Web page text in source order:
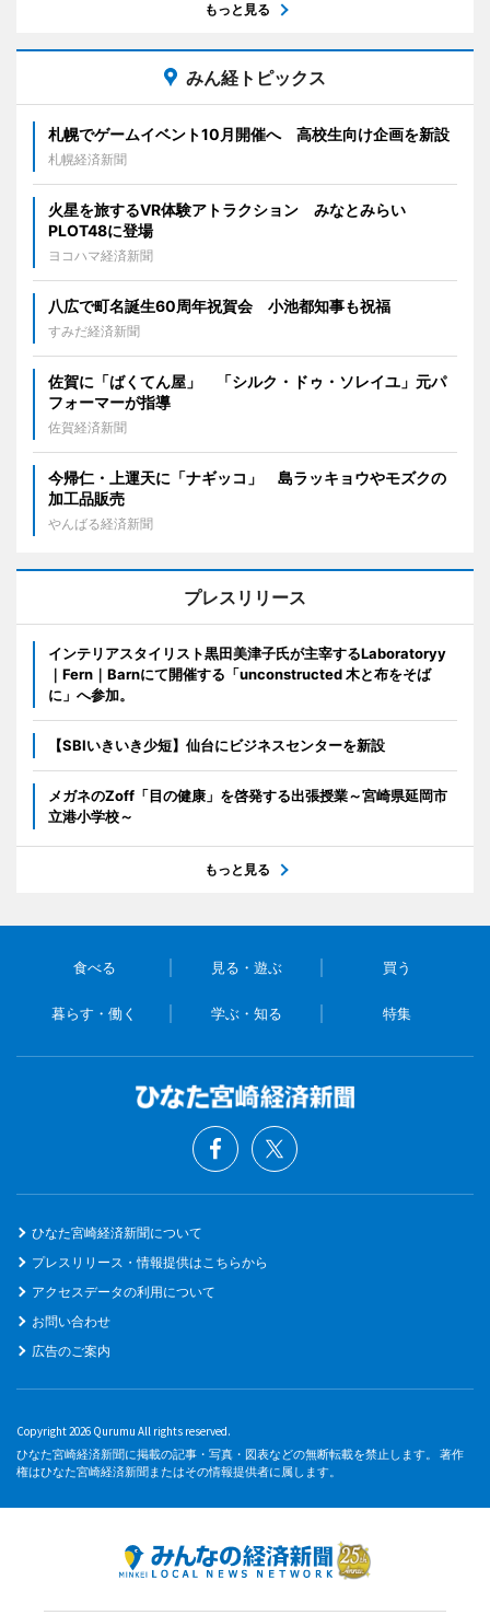
もっと見る
みん経トピックス
札幌でゲームイベント10月開催へ 高校生向け企画を新設
札幌経済新聞
火星を旅するVR体験アトラクション みなとみらい
PLOT48に登場
ヨコハマ経済新聞
八広で町名誕生60周年祝賀会 小池都知事も祝福
すみだ経済新聞
佐賀に「ばくてん屋」 「シルク・ドゥ・ソレイユ」元パ
フォーマーが指導
佐賀経済新聞
今帰仁・上運天に「ナギッコ」 島ラッキョウやモズクの
加工品販売
やんばる経済新聞
プレスリリース
インテリアスタイリスト黒田美津子氏が主宰するLaboratoryy
｜Fern｜Barnにて開催する「unconstructed 木と布をそば
に」へ参加。
【SBIいきいき少短】仙台にビジネスセンターを新設
メガネのZoff「目の健康」を啓発する出張授業～宮崎県延岡市
立港小学校～
もっと見る
食べる 見る・遊ぶ 買う
暮らす・働く 学ぶ・知る 特集
ひなた宮崎経済新聞について
プレスリリース・情報提供はこちらから
アクセスデータの利用について
お問い合わせ
広告のご案内
Copyright 2026 Qurumu All rights reserved.
ひなた宮崎経済新聞に掲載の記事・写真・図表などの無断転載を禁止します。 著作
権はひなた宮崎経済新聞またはその情報提供者に属します。